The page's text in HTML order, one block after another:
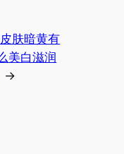
皮肤暗黄有
美白滋润
→